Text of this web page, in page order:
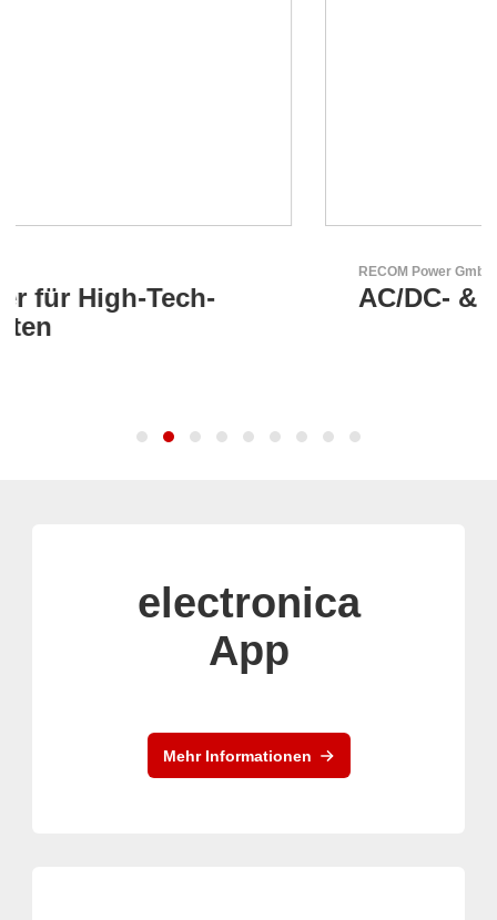
AC/DC- & DC/DC-Wandler
electronica
App
Mehr Informationen